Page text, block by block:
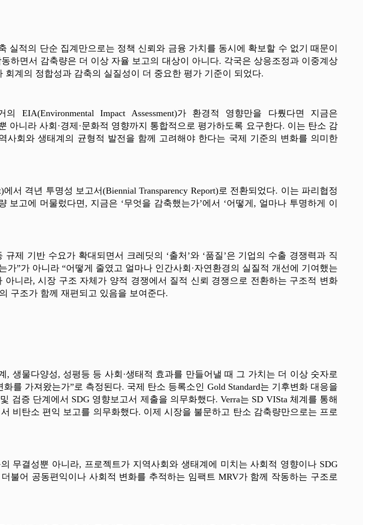
적의 단순 집계만으로는 정책 신뢰와 금융 가치를 동시에 확보할 수 없기 때문이
하면서 감축량은 더 이상 자율 보고의 대상이 아니다. 각국은 상응조정과 이중계상
계의 정합성과 감축의 실질성이 더 중요한 평가 기준이 되었다.
Impact Assessment)가 환경적 영향만을 다뤘다면 지금은
아니라 사회·경제·문화적 영향까지 통합적으로 평가하도록 요구한다. 이는 탄소 감
회와 생태계의 균형적 발전을 함께 고려해야 한다는 국제 기준의 변화를 의미한
서 격년 투명성 보고서(Biennial Transparency Report)로 전환되었다. 이는 파리협정
고에 머물렀다면, 지금은 ‘무엇을 감축했는가’에서 ‘어떻게, 얼마나 투명하게 이
제 기반 수요가 확대되면서 크레딧의 ‘출처’와 ‘품질’은 기업의 수출 경쟁력과 직
”가 아니라 “어떻게 줄였고 얼마나 인간사회·자연환경의 실질적 개선에 기여했는
니라, 시장 구조 자체가 양적 경쟁에서 질적 신뢰 경쟁으로 전환하는 구조적 변화
구조가 함께 재편되고 있음을 보여준다.
생물다양성, 성평등 등 사회·생태적 효과를 만들어낼 때 그 가치는 더 이상 숫자로
를 가져왔는가”로 측정된다. 국제 탄소 등록소인 Gold Standard는 기후변화 대응을
검증 단계에서 SDG 영향보고서 제출을 의무화했다. Verra는 SD VISta 체계를 통해
비탄소 편익 보고를 의무화했다. 이제 시장을 불문하고 탄소 감축량만으로는 프로
무결성뿐 아니라, 프로젝트가 지역사회와 생태계에 미치는 사회적 영향이나 SDG
불어 공동편익이나 사회적 변화를 추적하는 임팩트 MRV가 함께 작동하는 구조로